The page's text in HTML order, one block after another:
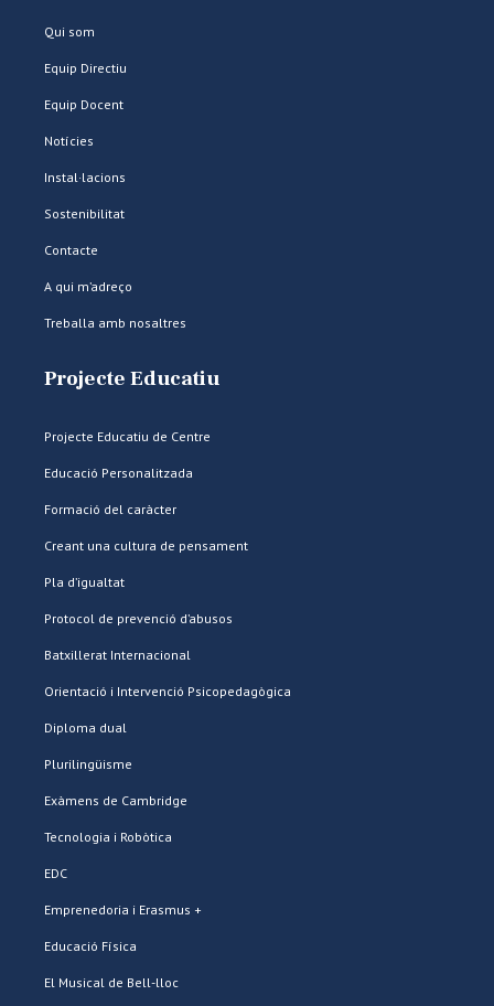
Qui som
Equip Directiu
Equip Docent
Notícies
Instal·lacions
Sostenibilitat
Contacte
A qui m’adreço
Treballa amb nosaltres
Projecte Educatiu
Projecte Educatiu de Centre
Educació Personalitzada
Formació del caràcter
Creant una cultura de pensament
Pla d’igualtat
Protocol de prevenció d’abusos
Batxillerat Internacional
Orientació i Intervenció Psicopedagògica
Diploma dual
Plurilingüisme
Exàmens de Cambridge
Tecnologia i Robòtica
EDC
Emprenedoria i Erasmus +
Educació Física
El Musical de Bell-lloc